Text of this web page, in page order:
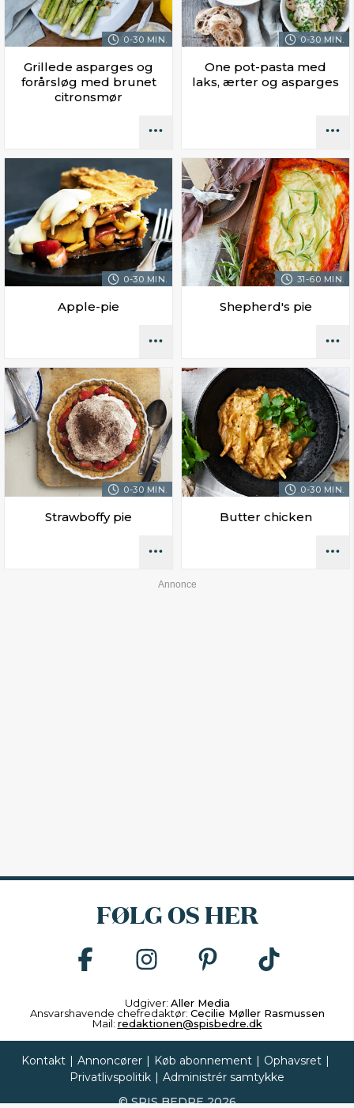
0-30 MIN.
Grillede asparges og
forårsløg med brunet
citronsmør
0-30 MIN.
One pot-pasta med
laks, ærter og asparges
0-30 MIN.
Apple-pie
31-60 MIN.
Shepherd's pie
0-30 MIN.
Strawboffy pie
0-30 MIN.
Butter chicken
FØLG OS HER
Udgiver: Aller Media
Ansvarshavende chefredaktør: Cecilie Møller Rasmussen
Mail: redaktionen@spisbedre.dk
Kontakt | Annoncører | Køb abonnement | Ophavsret |
Privatlivspolitik | Administrér samtykke
©SPIS BEDRE2026